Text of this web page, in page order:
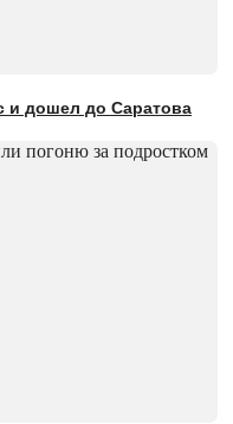
и дошел до Саратова